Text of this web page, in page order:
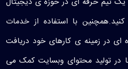
با استفاده از خدمات
زمینه ی کارهای خود دریافت
تولید محتوای وبسایت کمک می